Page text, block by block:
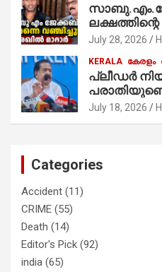
മാത്രമാണ്
ഫോണ്‍
July 28, 2026
KERALA കേരളം
പ്ലീഡർ
രമേശ്
July 18, 2026
Categories
Accident (11)
CRIME (55)
Death (14)
Editor's Pick (92)
india (65)